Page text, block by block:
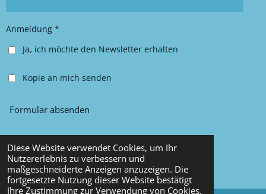
Diese Website verwendet Cookies, um Ihr
Nutzererlebnis zu verbessern und
maßgeschneiderte Anzeigen anzuzeigen. Die
fortgesetzte Nutzung dieser Website bestätigt
Ihre Zustimmung zur Verwendung von Cookies.
Anmeldung *
Ja, ich möchte den Newsletter erhalten
Kopie an mich senden
Formular absenden
© 2025 Chancy Kleidung
Mit Unterstützung vonWebador